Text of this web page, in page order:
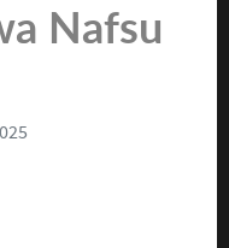
Nafsu